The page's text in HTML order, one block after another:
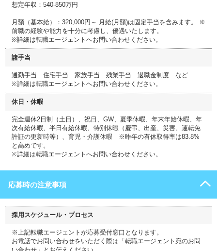
想定年収：540-850万円
月額（基本給）：320,000円～ 月給(月額)は固定手当を含みます。 ※
前職の経験や能力を十分に考慮し、優遇いたします。
※詳細は転職エージェントへお問い合わせください。
諸手当
通勤手当 住宅手当 家族手当 残業手当 退職金制度 など
※詳細は転職エージェントへお問い合わせください。
休日・休暇
完全週休2日制（土日）、祝日、GW、夏季休暇、年末年始休暇、年
次有給休暇、半日有給休暇、特別休暇（慶弔、出産、災害、運転免
許証の更新時等）、育児・介護休暇 ※昨年の有休取得率は83.8%
と高めです。
※詳細は転職エージェントへお問い合わせください。
応募時の注意事項
採用スケジュール・プロセス
※上記転職エージェントが応募受付窓口となります。
お電話でお問い合わせをいただく際は「転職エージェント宛のお問